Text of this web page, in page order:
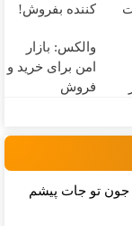
کننده بفروش!
یک تماس
والکس: بازار
امن برای خرید و
فروش
جون تو جات پیشم